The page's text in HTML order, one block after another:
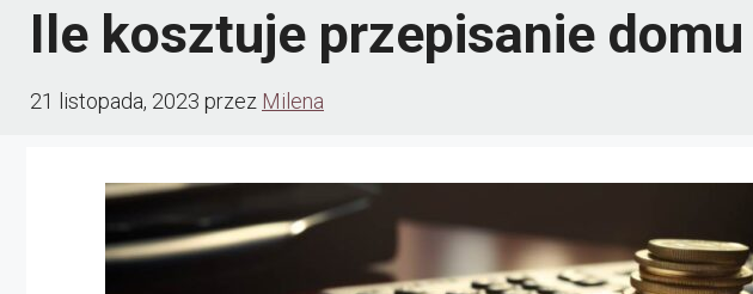
Ile kosztuje przepisanie
21 listopada, 2023 przez Milena